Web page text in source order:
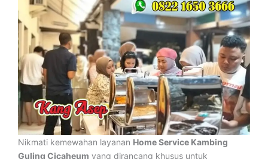
Nikmati kemewahan layanan Home Service Kambing
Guling Cicaheum yang dirancang khusus untuk